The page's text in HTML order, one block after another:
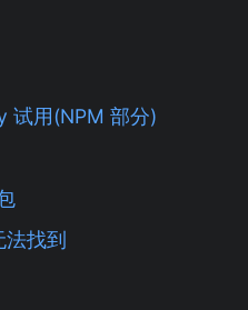
试用(NPM 部分)
法找到